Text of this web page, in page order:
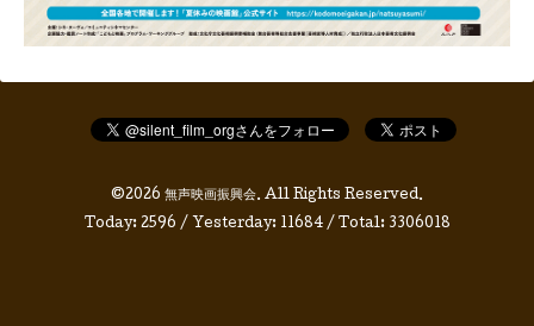
©2026 無声映画振興会. All Rights Reserved.
Today: 2596 / Yesterday: 11684/ Total: 3306018